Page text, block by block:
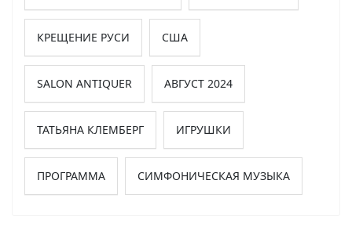
КРЕЩЕНИЕ РУСИ США
SALON ANTIQUER АВГУСТ 2024
ТАТЬЯНА КЛЕМБЕРГ ИГРУШКИ
ПРОГРАММА СИМФОНИЧЕСКАЯ МУЗЫКА